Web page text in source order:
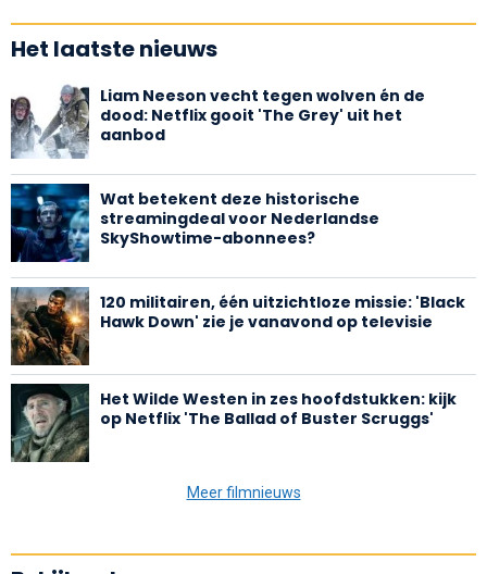
Het laatste nieuws
Liam Neeson vecht tegen wolven én de
dood: Netflix gooit 'The Grey' uit het
aanbod
Wat betekent deze historische
streamingdeal voor Nederlandse
SkyShowtime-abonnees?
120 militairen, één uitzichtloze missie: 'Black
Hawk Down' zie je vanavond op televisie
Het Wilde Westen in zes hoofdstukken: kijk
op Netflix 'The Ballad of Buster Scruggs'
Meer filmnieuws